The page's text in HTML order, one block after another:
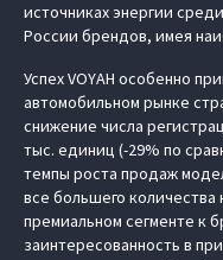
источниках энергии
России брендов, имея
Успех VOYAH особенно
автомобильном рынке
снижение числа
тыс. единиц (-29% по
темпы роста продаж
все большего количества
премиальном сегменте к
заинтересованность в